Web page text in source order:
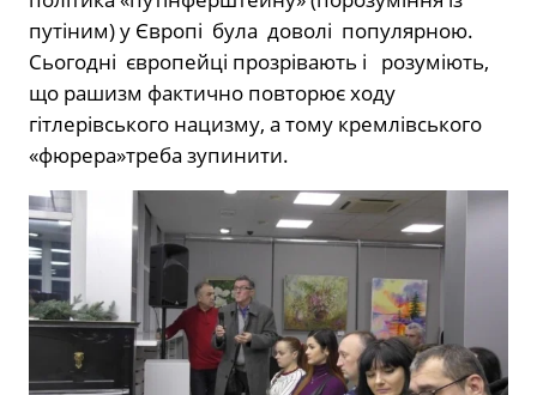
путіним) у Європі була доволі популярною.
Сьогодні європейці прозрівають і розуміють,
що рашизм фактично повторює ходу
гітлерівського нацизму, а тому кремлівського
«фюрера»треба зупинити.